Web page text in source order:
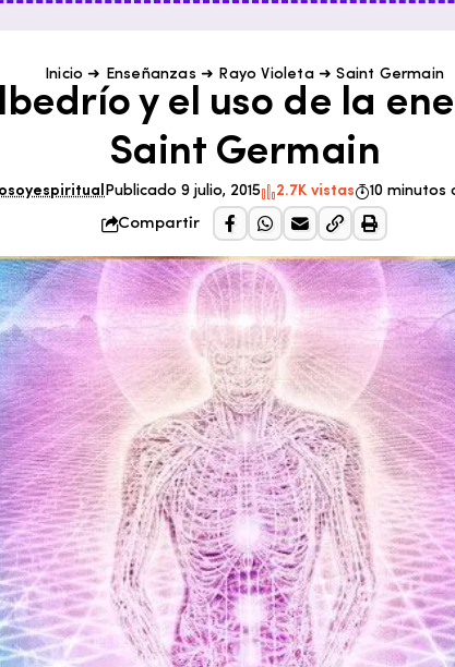
Inicio ➜ Enseñanzas ➜ Rayo Violeta➜Saint Germain
y el uso de la
Saint Germain
Publicado 9 julio, 2015 2.7K vistas
10 minutos
Compartir